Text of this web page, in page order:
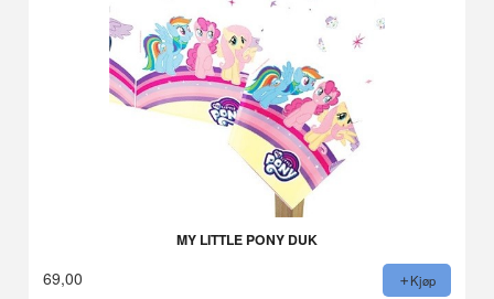
MY LITTLE PONY DUK
69,00 Kjøp